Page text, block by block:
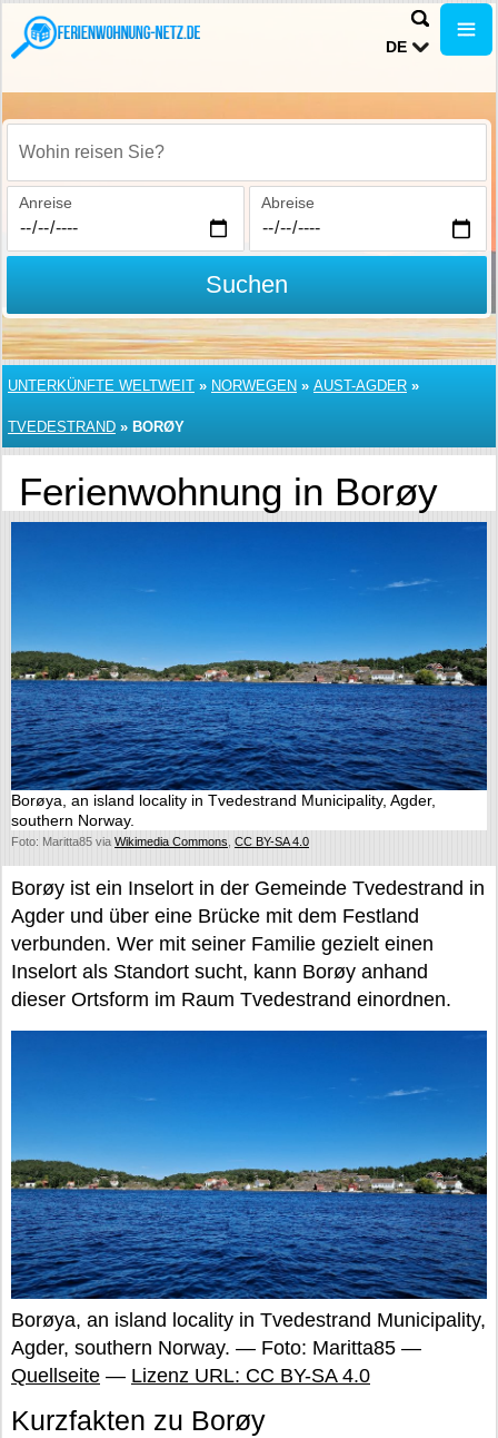
DE
Wohin reisen Sie?
Anreise Abreise
Suchen
UNTERKÜNFTE WELTWEIT » NORWEGEN » AUST-AGDER »
TVEDESTRAND » BORØY
Ferienwohnung in Borøy
Borøya, an island locality in Tvedestrand Municipality, Agder,
southern Norway.
Foto: Maritta85 via Wikimedia Commons CC BY-SA 4.0
Borøy ist ein Inselort in der Gemeinde Tvedestrand in
Agder und über eine Brücke mit dem Festland
verbunden. Wer mit seiner Familie gezielt einen
Inselort als Standort sucht, kann Borøy anhand
dieser Ortsform im Raum Tvedestrand einordnen.
Borøya, an island locality in Tvedestrand Municipality,
Agder, southern Norway. — Foto: Maritta85 —
Quellseite — Lizenz URL: CC BY-SA 4.0
Kurzfakten zu Borøy